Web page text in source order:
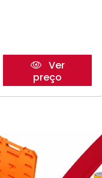
Ver
preço